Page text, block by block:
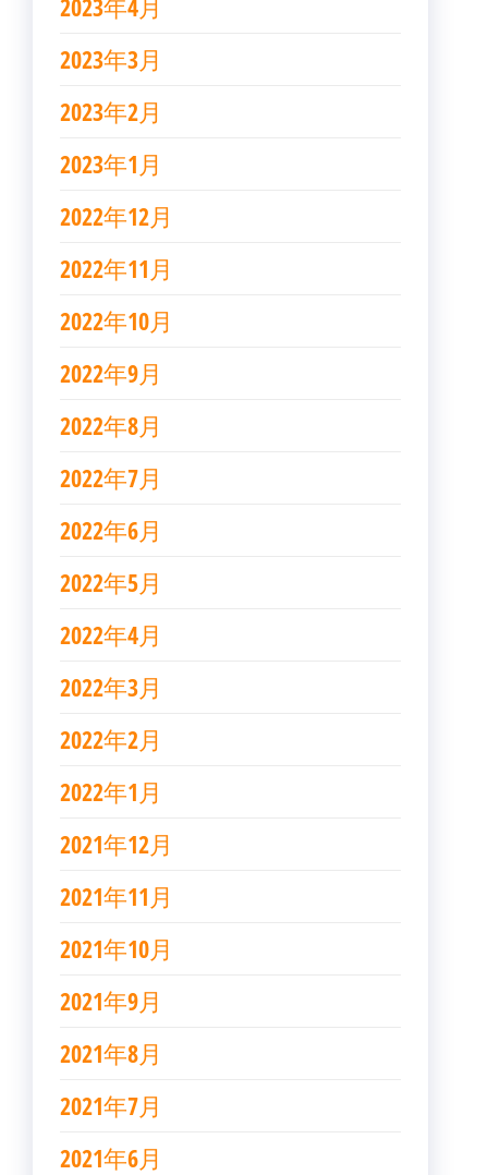
2023年4月
2023年3月
2023年2月
2023年1月
2022年12月
2022年11月
2022年10月
2022年9月
2022年8月
2022年7月
2022年6月
2022年5月
2022年4月
2022年3月
2022年2月
2022年1月
2021年12月
2021年11月
2021年10月
2021年9月
2021年8月
2021年7月
2021年6月